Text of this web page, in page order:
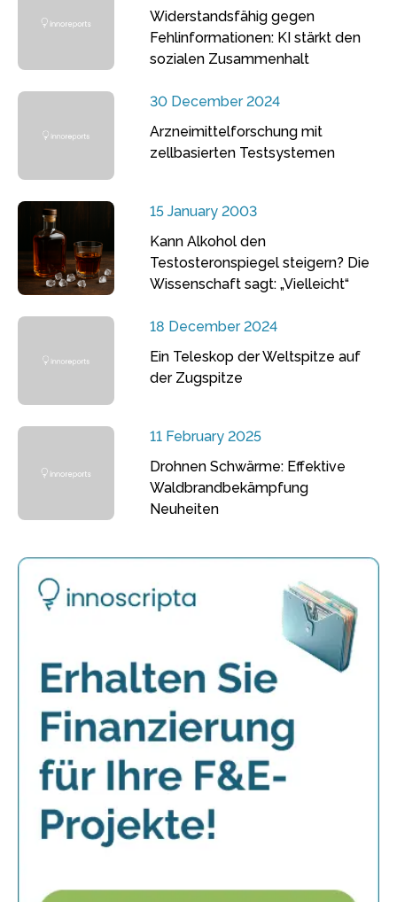
Widerstandsfähig gegen
Fehlinformationen: KI stärkt den
sozialen Zusammenhalt
30 December 2024
Arzneimittelforschung mit
zellbasierten Testsystemen
15 January 2003
Kann Alkohol den
Testosteronspiegel steigern? Die
Wissenschaft sagt: „Vielleicht“
18 December 2024
Ein Teleskop der Weltspitze auf
der Zugspitze
11 February 2025
Drohnen Schwärme: Effektive
Waldbrandbekämpfung
Neuheiten